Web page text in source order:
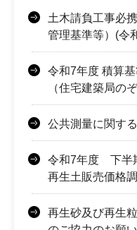
土木請負工事必
管理基準等）(令
令和7年度 積算
（住宅建築局のぞ
公共測量に関す
令和7年度 下半
再生土販売価格
再生砂及び再生